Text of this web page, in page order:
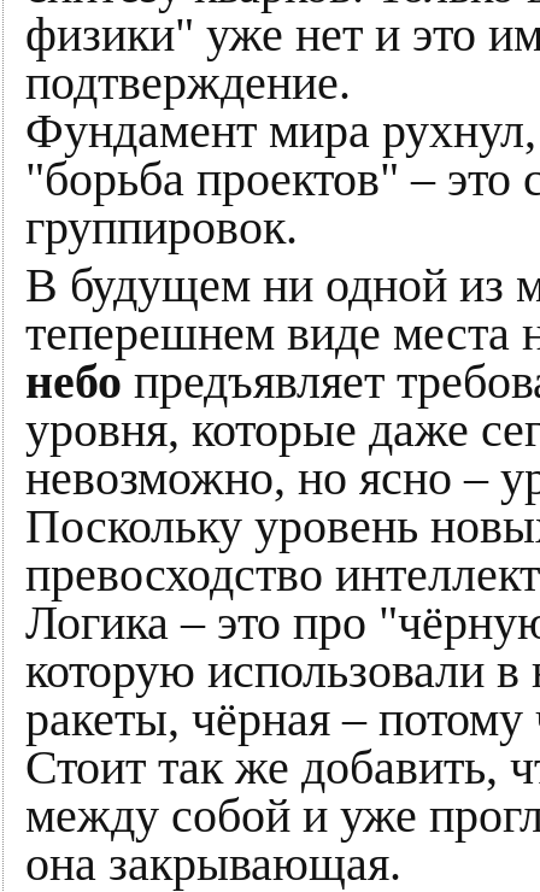
физики" уже нет и это
подтверждение.
Фундамент мира рухнул,
"борьба проектов" –
группировок.
В будущем ни одной из
теперешнем виде места
небо предъявляет
уровня, которые даже
невозможно, но ясно –
Поскольку уровень
превосходство
Логика – это про
которую использовали
ракеты, чёрная –
Стоит так же добавить,
между собой и уже
она закрывающая.